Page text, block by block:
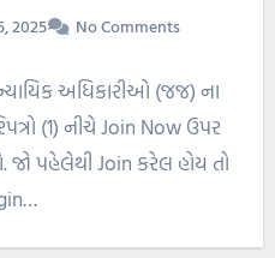
2025 No Comments
અધિકારીઓ (જજ) ના
(1) નીચે Join Now ઉપર
પહેલેથી Join કરેલ હોય તો